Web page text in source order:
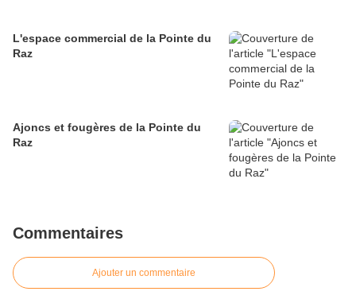
L'espace commercial de la Pointe du
Raz
Ajoncs et fougères de la Pointe du
Raz
Commentaires
Ajouter un commentaire